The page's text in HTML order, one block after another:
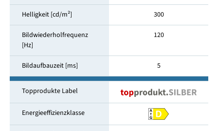
Helligkeit [cd/m²] 300
Bildwiederholfrequenz
[Hz]
120
Bildaufbauzeit [ms] 5
Topprodukte Label
Energieeffizienzklasse